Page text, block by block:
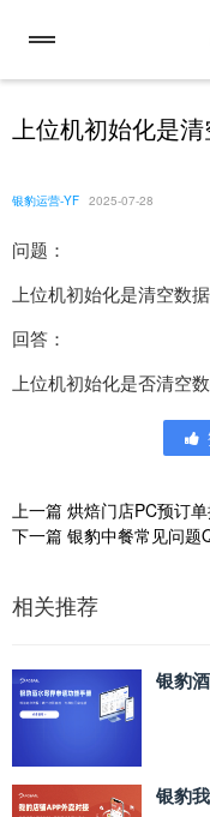
上位机初始化是清
银豹运营-YF 2025-07-28
问题：
上位机初始化是清空数
回答：
上位机初始化是否清空
上一篇 烘焙门店PC预订
下一篇 银豹中餐常见问题
相关推荐
银豹
银豹